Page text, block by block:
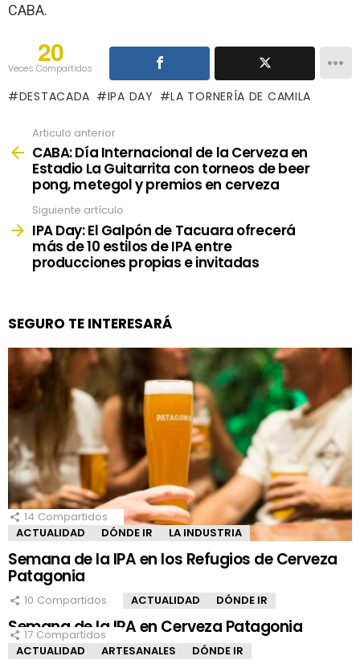
CABA.
20
Veces Compartidos
DESTACADA IPA DAY LA TORNERÍA DE CAMILA
more
Articulo anterior
CABA: Día Internacional de la Cerveza en
Estadio La Guitarrita con torneos de beer
pong, metegol y premios en cerveza
Siguiente artículo
IPA Day: El Galpón de Tacuara ofrecerá
más de 10 estilos de IPA entre
producciones propias e invitadas
SEGURO TE INTERESARÁ
14 Compartidos
ACTUALIDAD
DÓNDE IR LA INDUSTRIA
Semana de la IPA en los Refugios de Cerveza
Patagonia
10 Compartidos ACTUALIDAD DÓNDE IR
Semana de la IPA en Cerveza Patagonia
17 Compartidos
ACTUALIDAD
ARTESANALES DÓNDE IR